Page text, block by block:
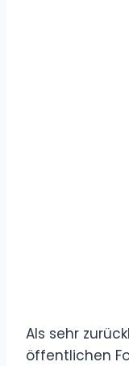
Als sehr
öffentlichen